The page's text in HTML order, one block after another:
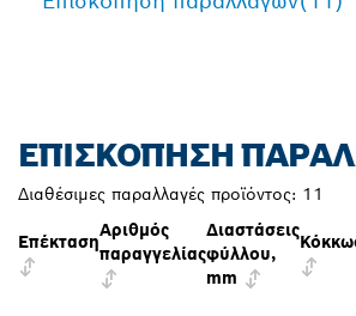
ΕΠΙΣΚΌΠΗΣΗ
Διαθέσιμες παραλλαγές προϊόντος: 11
Επέκταση
Αριθμός
παραγγελίας
Διαστάσεις
φύλλου,
mm